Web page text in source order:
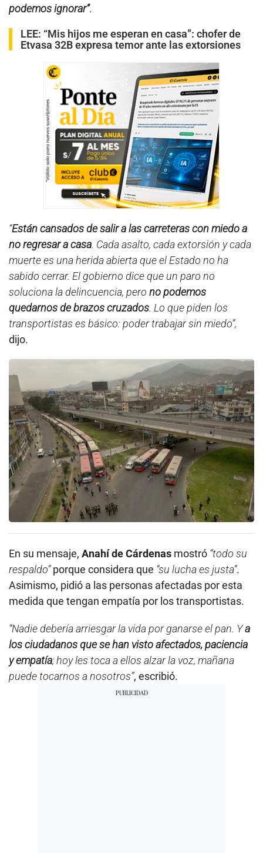
podemos ignorar”.
LEE: “Mis hijos me esperan en casa”: chofer de
Etvasa 32B expresa temor ante las extorsiones
“Están cansados de salir a las carreteras con miedo a
no regresar a casa. Cada asalto, cada extorsión y cada
muerte es una herida abierta que el Estado no ha
sabido cerrar. El gobierno dice que un paro no
soluciona la delincuencia, pero no podemos
quedarnos de brazos cruzados. Lo que piden los
transportistas es básico: poder trabajar sin miedo”,
dijo.
En su mensaje, Anahí de Cárdenas mostró “todo su
respaldo”porque considera que “su lucha es justa”.
Asimismo, pidió a las personas afectadas por esta
medida que tengan empatía por los transportistas.
“Nadie debería arriesgar la vida por ganarse el pan. Ya
los ciudadanos que se han visto afectados, paciencia
y empatía; hoy les toca a ellos alzar la voz, mañana
puede tocarnos a nosotros”, escribió.